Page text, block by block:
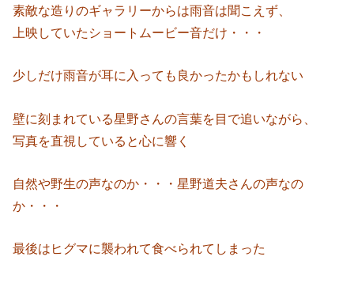
素敵な造りのギャラリーからは雨音は聞こえず、
上映していたショートムービー音だけ・・・
少しだけ雨音が耳に入っても良かったかもしれない
壁に刻まれている星野さんの言葉を目で追いながら、
写真を直視していると心に響く
自然や野生の声なのか・・・星野道夫さんの声なの
か・・・
最後はヒグマに襲われて食べられてしまった